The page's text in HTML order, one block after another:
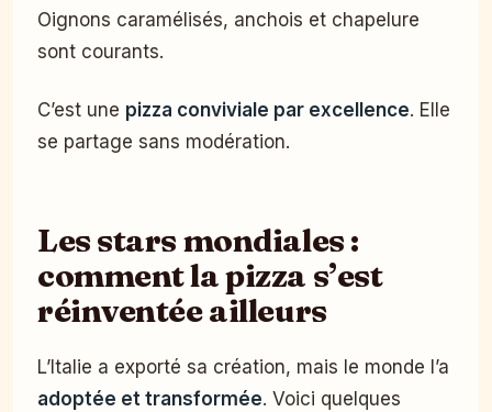
Oignons caramélisés, anchois et chapelure
sont courants.
C’est une pizza conviviale par excellence. Elle
se partage sans modération.
Les stars mondiales :
comment la pizza s’est
réinventée ailleurs
L’Italie a exporté sa création, mais le monde l’a
adoptée et transformée. Voici quelques